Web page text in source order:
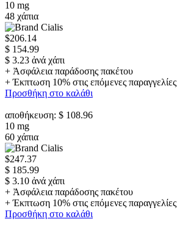
10 mg
48 χάπια
$206.14
$ 154.99
$ 3.23 ἀνά χάπι
+ Ἀσφάλεια παράδοσης πακέτου
+ Έκπτωση 10% στις επόμενες παραγγελίες
Προσθήκη στο καλάθι
αποθήκευση: $ 108.96
10 mg
60 χάπια
$247.37
$ 185.99
$ 3.10 ἀνά χάπι
+ Ἀσφάλεια παράδοσης πακέτου
+ Έκπτωση 10% στις επόμενες παραγγελίες
Προσθήκη στο καλάθι